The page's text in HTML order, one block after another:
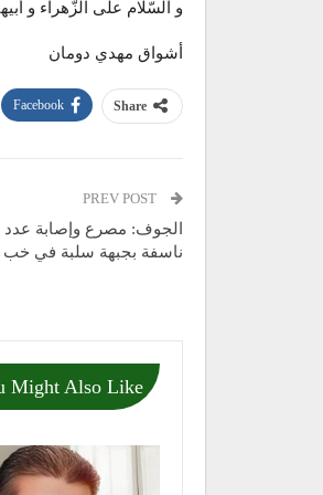
و السّلام على الزّهراء و
أشواق مهدي دومان
Share
Facebook
الجوف: مصرع وإصابة عدد
ناسفة بجبهة سلبة في
Might Also Like